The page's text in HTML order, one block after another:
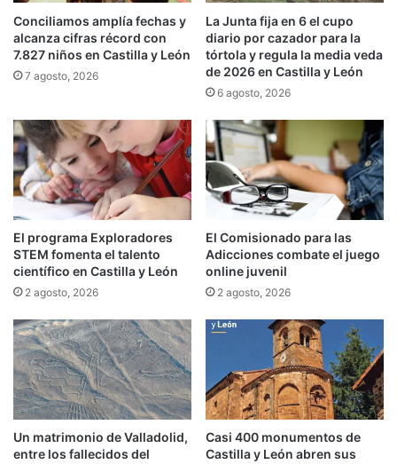
Conciliamos amplía fechas y
alcanza cifras récord con
7.827 niños en Castilla y León
7 agosto, 2026
La Junta fija en 6 el cupo
diario por cazador para la
tórtola y regula la media veda
de 2026 en Castilla y León
6 agosto, 2026
El programa Exploradores
STEM fomenta el talento
científico en Castilla y León
2 agosto, 2026
El Comisionado para las
Adicciones combate el juego
online juvenil
2 agosto, 2026
Un matrimonio de Valladolid,
entre los fallecidos del
Casi 400 monumentos de
Castilla y León abren sus